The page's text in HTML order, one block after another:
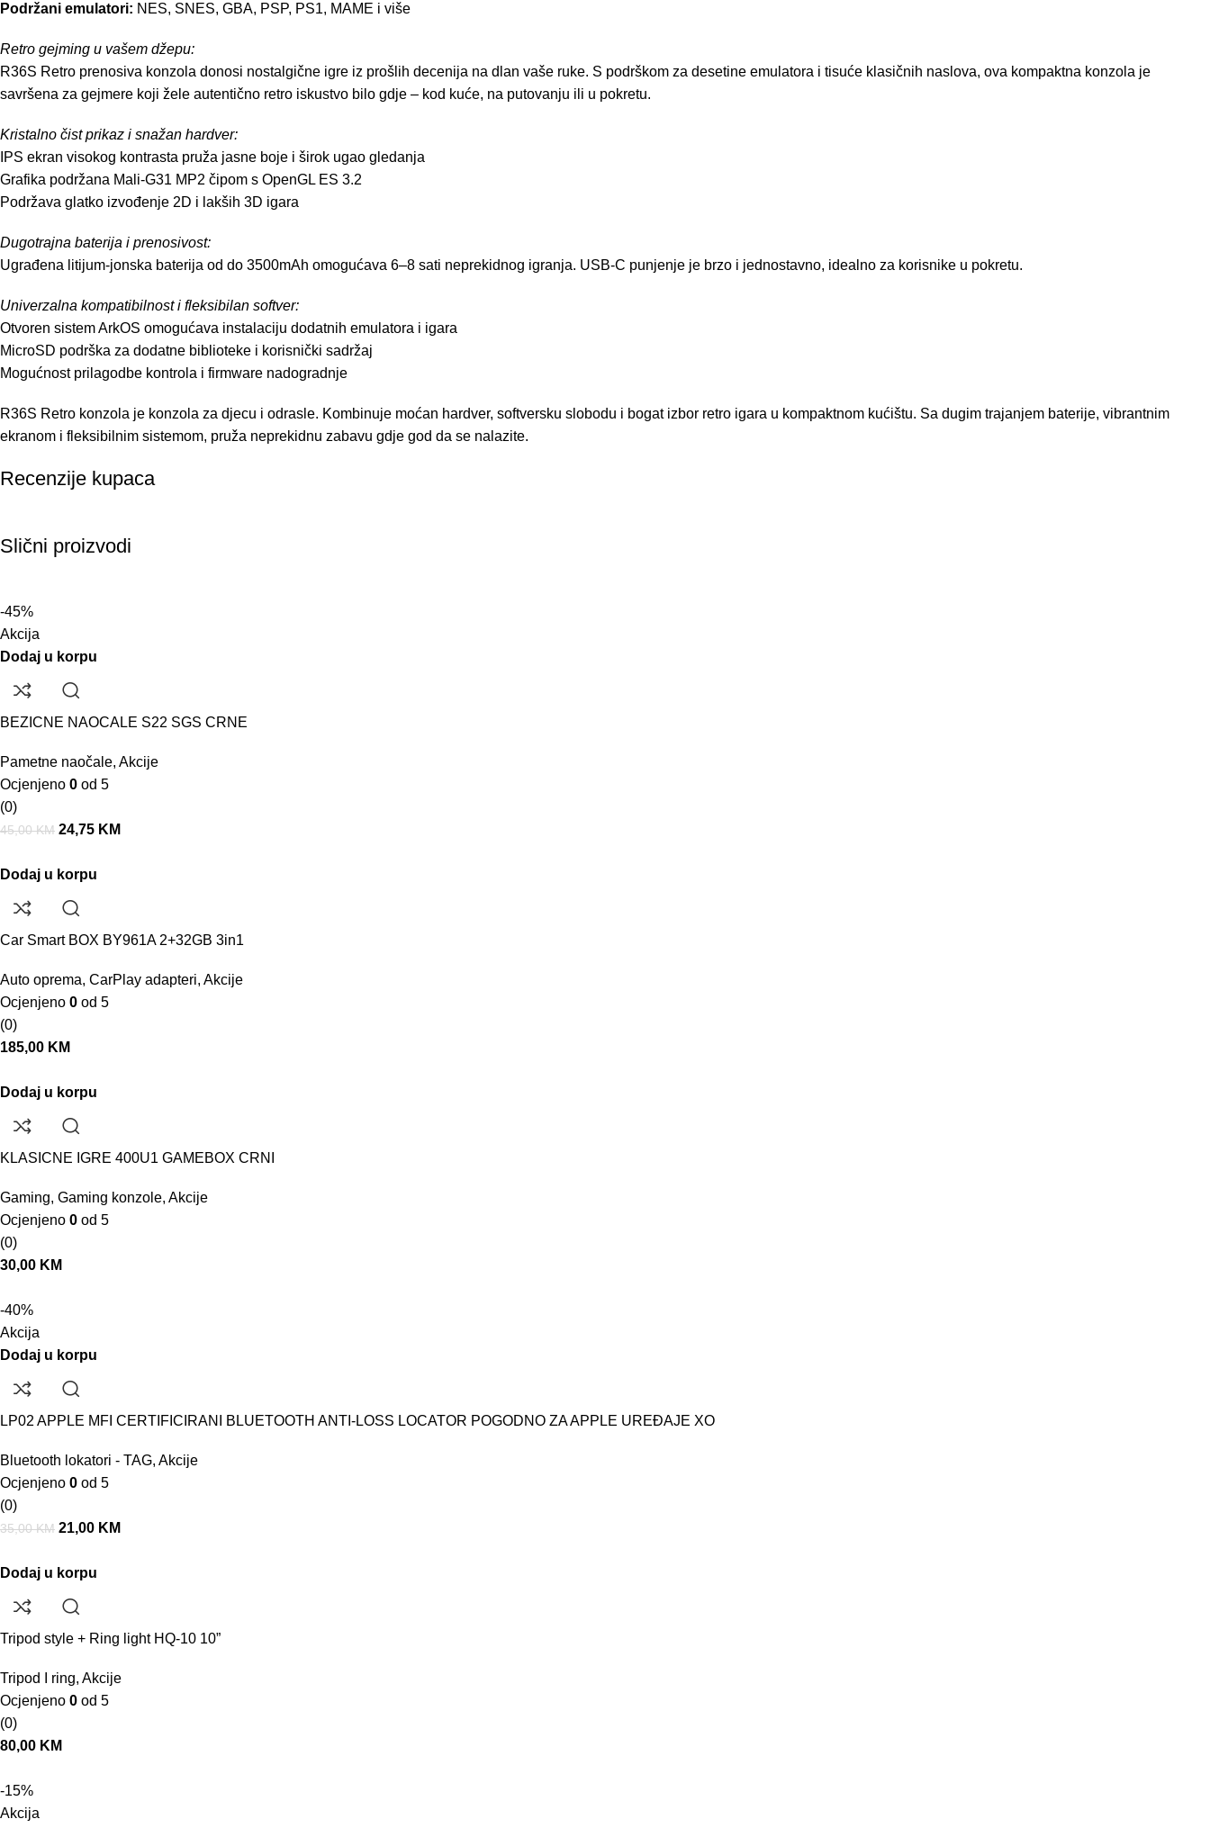
Podržani emulatori: NES, SNES, GBA, PSP, PS1, MAME i više
Retro gejming u vašem džepu:
R36S Retro prenosiva konzola donosi nostalgične igre iz prošlih decenija na dlan vaše ruke. S podrškom za desetine emulatora i tisuće klasičnih naslova, ova kompaktna konzola je
savršena za gejmere koji žele autentično retro iskustvo bilo gdje – kod kuće, na putovanju ili u pokretu.
Kristalno čist prikaz i snažan hardver:
IPS ekran visokog kontrasta pruža jasne boje i širok ugao gledanja
Grafika podržana Mali-G31 MP2 čipom s OpenGL ES 3.2
Podržava glatko izvođenje 2D i lakših 3D igara
Dugotrajna baterija i prenosivost:
Ugrađena litijum-jonska baterija od do 3500mAh omogućava 6–8 sati neprekidnog igranja. USB‑C punjenje je brzo i jednostavno, idealno za korisnike u pokretu.
Univerzalna kompatibilnost i fleksibilan softver:
Otvoren sistem ArkOS omogućava instalaciju dodatnih emulatora i igara
MicroSD podrška za dodatne biblioteke i korisnički sadržaj
Mogućnost prilagodbe kontrola i firmware nadogradnje
R36S Retro konzola je konzola za djecu i odrasle. Kombinuje moćan hardver, softversku slobodu i bogat izbor retro igara u kompaktnom kućištu. Sa dugim trajanjem baterije, vibrantnim
ekranom i fleksibilnim sistemom, pruža neprekidnu zabavu gdje god da se nalazite.
Recenzije kupaca
Slični proizvodi
-45%
Akcija
Dodaj u korpu
BEZICNE NAOCALE S22 SGS CRNE
Pametne naočale, Akcije
Ocjenjeno 0 od 5
(0)
45,00KM 24,75 KM
Dodaj u korpu
Car Smart BOX BY961A 2+32GB 3in1
Auto oprema, CarPlay adapteri, Akcije
Ocjenjeno 0 od 5
(0)
185,00 KM
Dodaj u korpu
KLASICNE IGRE 400U1 GAMEBOX CRNI
Gaming, Gaming konzole, Akcije
Ocjenjeno 0 od 5
(0)
30,00 KM
-40%
Akcija
Dodaj u korpu
LP02 APPLE MFI CERTIFICIRANI BLUETOOTH ANTI-LOSS LOCATOR POGODNO ZA APPLE UREĐAJE XO
Bluetooth lokatori - TAG, Akcije
Ocjenjeno 0 od 5
(0)
35,00KM 21,00 KM
Dodaj u korpu
Tripod style + Ring light HQ-10 10”
Tripod I ring, Akcije
Ocjenjeno 0 od 5
(0)
80,00 KM
-15%
Akcija